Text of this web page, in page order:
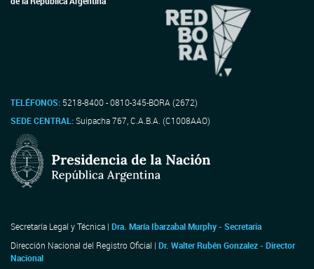
TELÉFONOS: 5218-8400 - 0810-345-BORA (2672)
SEDE CENTRAL:Suipacha 767, C.A.B.A. (C1008AAO)
Secretaría Legal y Técnica | Dra. María Ibarzabal Murphy - Secretaria
Dirección Nacional del Registro Oficial | Dr. Walter Rubén Gonzalez - Director
Nacional